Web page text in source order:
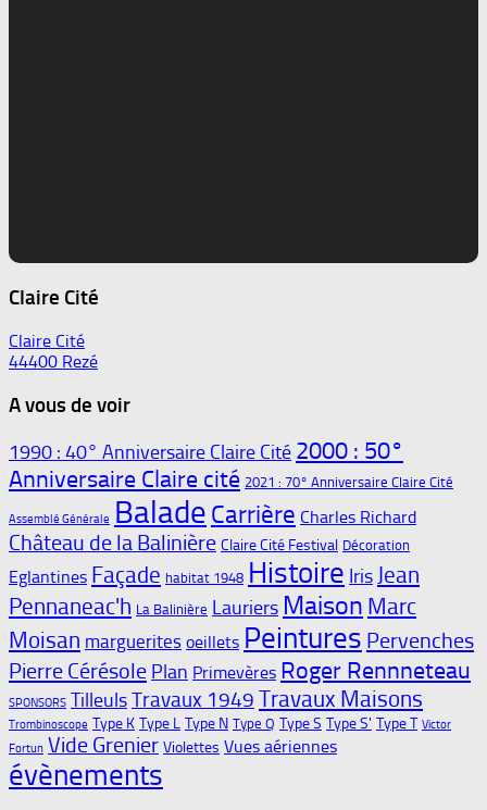
Claire Cité
Claire Cité
44400 Rezé
A vous de voir
1990 : 40° Anniversaire Claire Cité 2000 : 50°
Anniversaire Claire cité 2021 : 70° Anniversaire Claire Cité
Assemblé Générale Balade Carrière Charles Richard
Château de la Balinière Claire Cité Festival Décoration
Eglantines Façade habitat 1948 Histoire Iris Jean
Pennaneac'h La Balinière Lauriers Maison Marc
Moisan marguerites oeillets Peintures Pervenches
Pierre Cérésole Plan Primevères Roger Rennneteau
SPONSORS TilleulsTravaux 1949 Travaux Maisons
Trombinoscope Type K Type L Type N Type Q Type S Type S' Type T Victor
Fortun Vide Grenier Violettes Vues aériennes
évènements